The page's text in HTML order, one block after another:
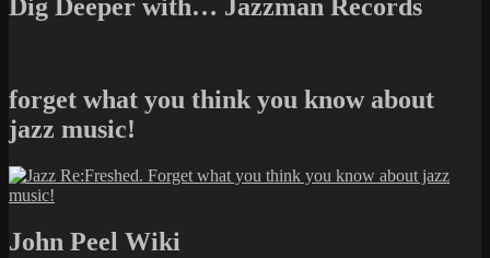
Art Rock
Blues Rock
British Jazz Scene
Chicago Blues
Contemporary Jazz
Cool Jazz
Electronic